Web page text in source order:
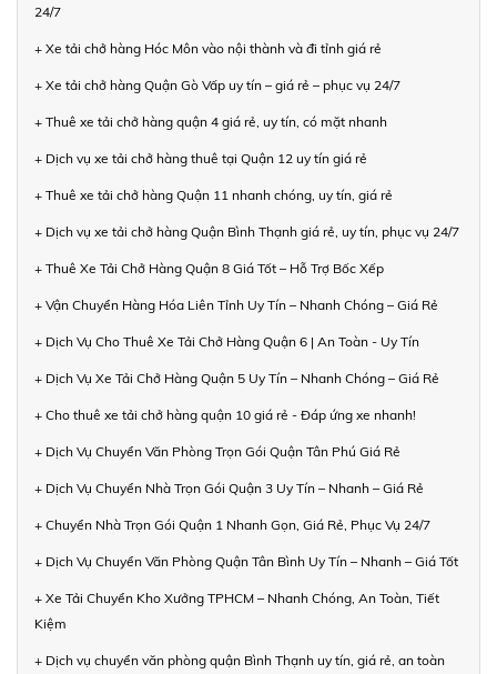
24/7
+ Xe tải chở hàng Hóc Môn vào nội thành và đi tỉnh giá rẻ
+ Xe tải chở hàng Quận Gò Vấp uy tín – giá rẻ – phục vụ 24/7
+ Thuê xe tải chở hàng quận 4 giá rẻ, uy tín, có mặt nhanh
+ Dịch vụ xe tải chở hàng thuê tại Quận 12 uy tín giá rẻ
+ Thuê xe tải chở hàng Quận 11 nhanh chóng, uy tín, giá rẻ
+ Dịch vụ xe tải chở hàng Quận Bình Thạnh giá rẻ, uy tín, phục vụ 24/7
+ Thuê Xe Tải Chở Hàng Quận 8 Giá Tốt – Hỗ Trợ Bốc Xếp
+ Vận Chuyển Hàng Hóa Liên Tỉnh Uy Tín – Nhanh Chóng – Giá Rẻ
+ Dịch Vụ Cho Thuê Xe Tải Chở Hàng Quận 6 | An Toàn - Uy Tín
+ Dịch Vụ Xe Tải Chở Hàng Quận 5 Uy Tín – Nhanh Chóng – Giá Rẻ
+ Cho thuê xe tải chở hàng quận 10 giá rẻ - Đáp ứng xe nhanh!
+ Dịch Vụ Chuyển Văn Phòng Trọn Gói Quận Tân Phú Giá Rẻ
+ Dịch Vụ Chuyển Nhà Trọn Gói Quận 3 Uy Tín – Nhanh – Giá Rẻ
+ Chuyển Nhà Trọn Gói Quận 1 Nhanh Gọn, Giá Rẻ, Phục Vụ 24/7
+ Dịch Vụ Chuyển Văn Phòng Quận Tân Bình Uy Tín – Nhanh – Giá Tốt
+ Xe Tải Chuyển Kho Xưởng TPHCM – Nhanh Chóng, An Toàn, Tiết
Kiệm
+ Dịch vụ chuyển văn phòng quận Bình Thạnh uy tín, giá rẻ, an toàn